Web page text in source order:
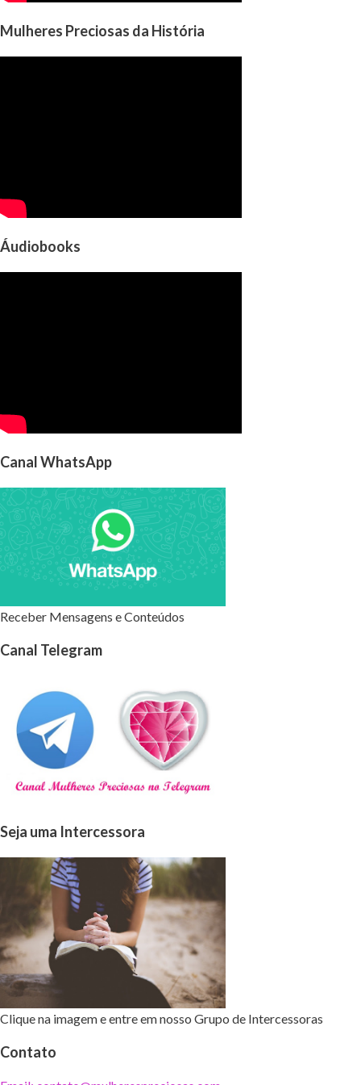
Mulheres Preciosas da História
Áudiobooks
Canal WhatsApp
Receber Mensagens e Conteúdos
Canal Telegram
Seja uma Intercessora
Clique na imagem e entre em nosso Grupo de Intercessoras
Contato